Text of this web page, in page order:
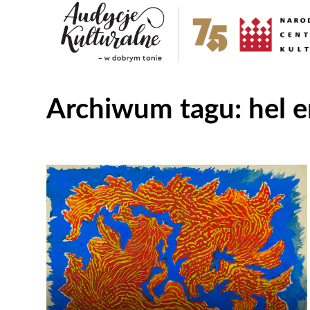
Archiwum tagu: hel
Odtwarzacz
plików
dźwiękowych